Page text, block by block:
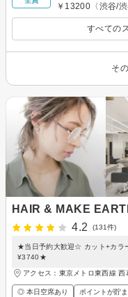
￥13200〈渋谷/
渋谷駅〉
すべての
そ
HAIR & MAKE
4.2
(131件)
★当日予約大歓迎☆ カット+カラ
¥3740★
アクセス：東京メトロ東西線
◎ 本日空席あり ポイントが貯